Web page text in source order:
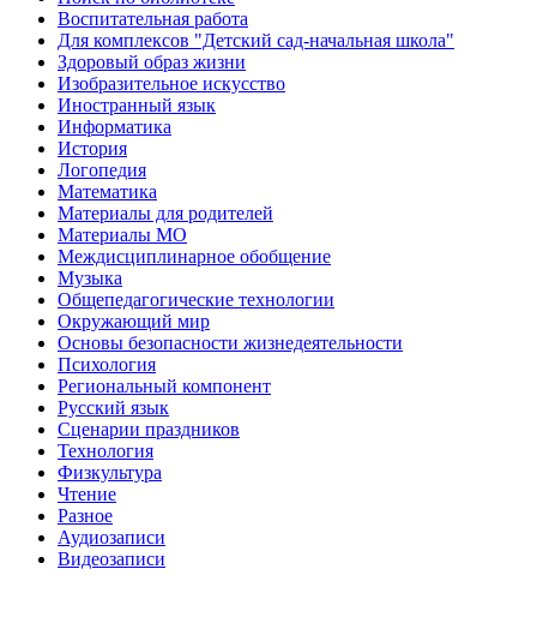
Воспитательная работа
Для комплексов "Детский сад-начальная школа"
Здоровый образ жизни
Изобразительное искусство
Иностранный язык
Информатика
История
Логопедия
Математика
Материалы для родителей
Материалы МО
Междисциплинарное обобщение
Музыка
Общепедагогические технологии
Окружающий мир
Основы безопасности жизнедеятельности
Психология
Региональный компонент
Русский язык
Сценарии праздников
Технология
Физкультура
Чтение
Разное
Аудиозаписи
Видеозаписи